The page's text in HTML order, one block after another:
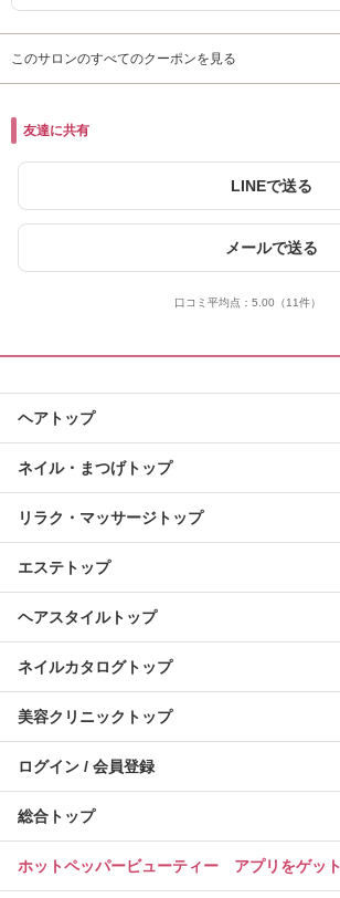
このサロンのすべてのクーポンを見る
友達に共有
LINEで送る
メールで送る
口コミ平均点： 5.00 （11件）
ヘアトップ
ネイル・まつげトップ
リラク・マッサージトップ
エステトップ
ヘアスタイルトップ
ネイルカタログトップ
美容クリニックトップ
ログイン / 会員登録
総合トップ
ホットペッパービューティー アプリをゲット